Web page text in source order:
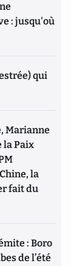
: jusqu'où
qui
Marianne
la Paix
la
fait du
: Boro
de l’été